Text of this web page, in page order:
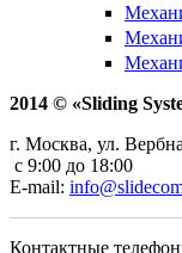
2014 © «Sliding
г. Москва, ул.
с 9:00 до 18:00
E-mail:
Контактные